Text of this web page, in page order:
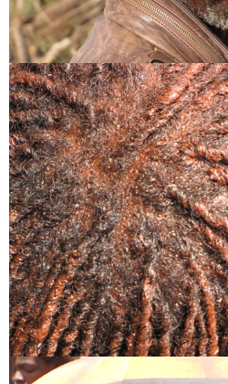
Keresés
Utazz velem ide!
JÚL
31
július 31-augusztus 10
Közép-Ázsia utak
SZEPT
11
szeptember 11-
Üzbegisztán út
SZEPT
15
szeptember 15-
Pápua Új-Guinea, Raja
OKT
2
október 2-október 20
Indonézia 5 sziget